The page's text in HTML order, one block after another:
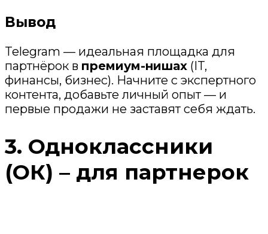
Вывод
Telegram — идеальная площадка для
партнёрок в премиум-нишах (IT,
финансы, бизнес). Начните с экспертного
контента, добавьте личный опыт — и
первые продажи не заставят себя ждать.
3. Одноклассники
(ОК) – для партнерок